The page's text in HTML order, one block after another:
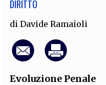
DIRITTO
diDavide Ramaioli
Evoluzione Penale